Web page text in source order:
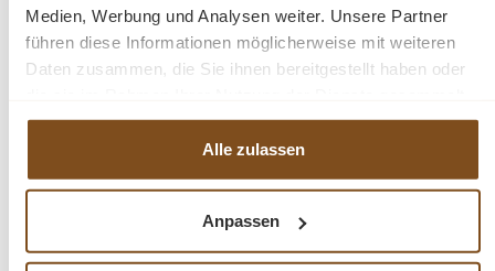
Medien, Werbung und Analysen weiter. Unsere Partner
führen diese Informationen möglicherweise mit weiteren
Daten zusammen, die Sie ihnen bereitgestellt haben oder
haben.
Alle zulassen
Anpassen
Fragen zum Produkt?
Produktinformationen "Venedig Flurtisch 180
Dieser industriellerFlurtischaus der SerieVenedigist
Produktgalerie überspringen
Ähnliche Produkte